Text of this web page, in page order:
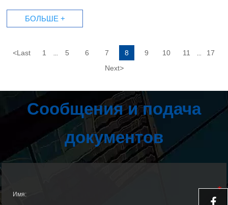
БОЛЬШЕ +
<Last 1 ... 5 6 7 8 9 10 11 ...
17
Next>
Сообщения и подача
документов
